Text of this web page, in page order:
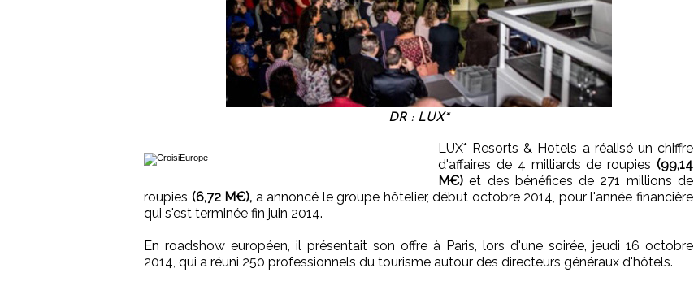
DR : LUX*
LUX* Resorts & Hotels a réalisé un chiffre
d'affaires de 4 milliards de roupies (99,14
M€) et des bénéfices de 271 millions de
roupies (6,72 M€), a annoncé le groupe hôtelier, début octobre 2014, pour l'année financière
qui s'est terminée fin juin 2014.
En roadshow européen, il présentait son offre à Paris, lors d'une soirée, jeudi 16 octobre
2014, qui a réuni 250 professionnels du tourisme autour des directeurs généraux d'hôtels.